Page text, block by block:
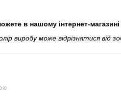
в нашому інтернет-магазині
виробу може відрізнятися від